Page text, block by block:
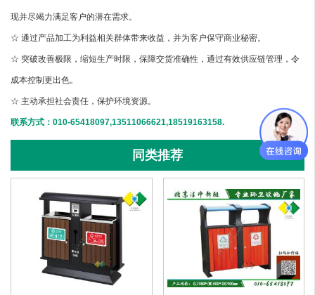
现并尽竭力满足客户的潜在需求。
☆ 通过产品加工为利益相关群体带来收益，并为客户保守商业秘密。
☆ 突破改善极限，缩短生产时限，保障交货准确性，通过有效供应链管理，令
成本控制更出色。
☆ 主动承担社会责任，保护环境资源。
联系方式：010-65418097,13511066621,18519163158.
同类推荐